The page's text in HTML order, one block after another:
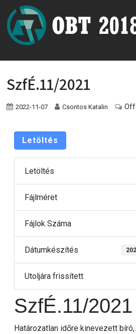
SzfÉ.11/2021
2022-11-07 Csontos Katalin Off
Letöltés
Letöltés
Fájlméret
Fájlok Száma
Dátumkészítés
Utoljára frissített
SzfÉ.11/2021
Határozatlan időre kinevezett